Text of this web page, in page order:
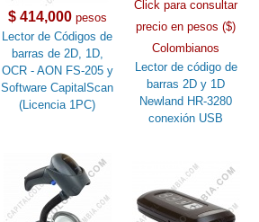
$ 414,000pesos
Lector de Códigos de
barras de 2D, 1D,
OCR - AON FS-205 y
Software CapitalScan
(Licencia 1PC)
Click para consultar
precio en pesos ($)
Colombianos
Lector de código de
barras 2D y 1D
Newland HR-3280
conexión USB